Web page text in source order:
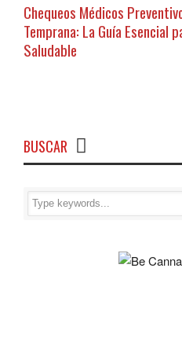
Chequeos Médicos
Temprana: La Guía Esencial
Saludable
BUSCAR